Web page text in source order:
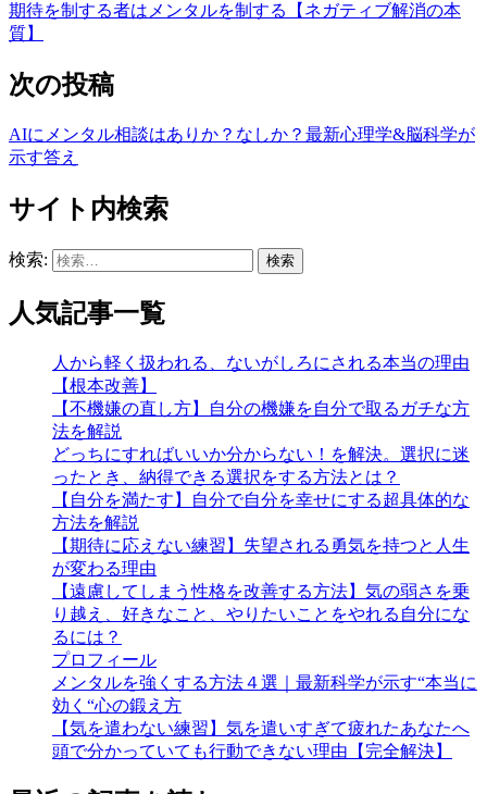
期待を制する者はメンタルを制する【ネガティブ解消の本
質】
次の投稿
AIにメンタル相談はありか？なしか？最新心理学&脳科学が
示す答え
サイト内検索
検索:
人気記事一覧
人から軽く扱われる、ないがしろにされる本当の理由
【根本改善】
【不機嫌の直し方】自分の機嫌を自分で取るガチな方
法を解説
どっちにすればいいか分からない！を解決。選択に迷
ったとき、納得できる選択をする方法とは？
【自分を満たす】自分で自分を幸せにする超具体的な
方法を解説
【期待に応えない練習】失望される勇気を持つと人生
が変わる理由
【遠慮してしまう性格を改善する方法】気の弱さを乗
り越え、好きなこと、やりたいことをやれる自分にな
るには？
プロフィール
メンタルを強くする方法４選｜最新科学が示す“本当に
効く“心の鍛え方
【気を遣わない練習】気を遣いすぎて疲れたあなたへ
頭で分かっていても行動できない理由【完全解決】